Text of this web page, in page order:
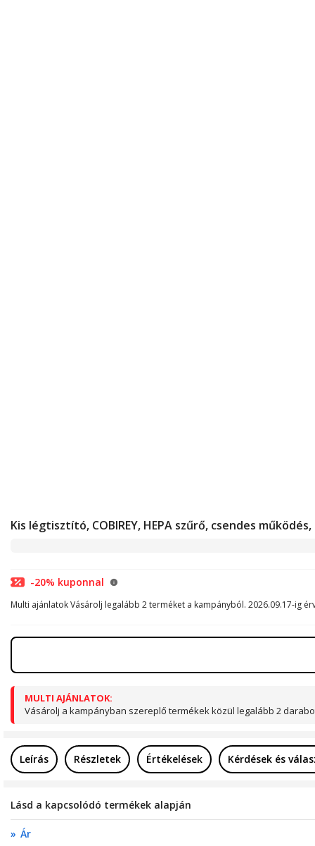
Kis légtisztító, COBIREY, HEPA szűrő, csendes
-20% kuponnal
Multi ajánlatok Vásárolj legalább 2 terméket a kampányból. 2026.09.17-ig
MULTI AJÁNLATOK:
Vásárolj a kampányban szereplő termékek közül legalább 2
Leírás Részletek Értékelések Kérdések és
Lásd a kapcsolódó termékek alapján
Ár